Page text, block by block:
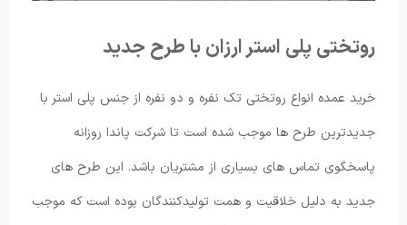
روتختی پلی استر ارزان با طرح جدید
خرید عمده انواع روتختی تک نفره و دو نفره از جنس پلی استر با
جدیدترین طرح ها موجب شده است تا شرکت پاندا روزانه
پاسخگوی تماس های بسیاری از مشتریان باشد. این طرح های
جدید به دلیل خلاقیت و همت تولیدکنندگان بوده است که موجب